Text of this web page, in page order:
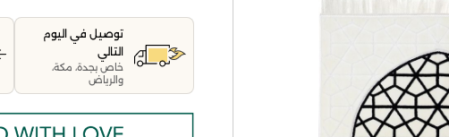
توصيل في اليوم
التالي
خاص بجدة، مكة،
والرياض